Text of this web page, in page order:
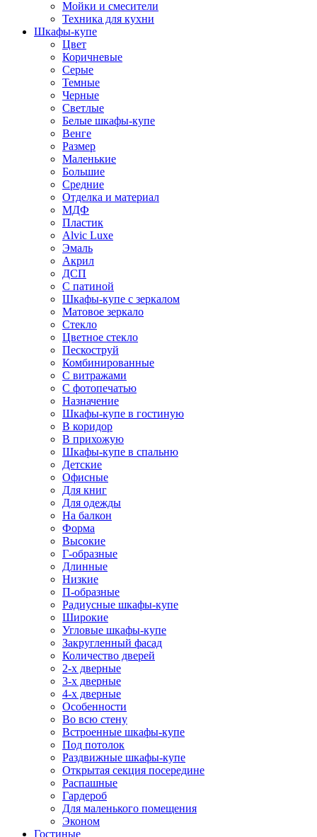
Мойки и смесители
Техника для кухни
Шкафы-купе
Цвет
Коричневые
Серые
Темные
Черные
Светлые
Белые шкафы-купе
Венге
Размер
Маленькие
Большие
Средние
Отделка и материал
МДФ
Пластик
Alvic Luxe
Эмаль
Акрил
ДСП
С патиной
Шкафы-купе с зеркалом
Матовое зеркало
Стекло
Цветное стекло
Пескоструй
Комбинированные
С витражами
С фотопечатью
Назначение
Шкафы-купе в гостиную
В коридор
В прихожую
Шкафы-купе в спальню
Детские
Офисные
Для книг
Для одежды
На балкон
Форма
Высокие
Г-образные
Длинные
Низкие
П-образные
Радиусные шкафы-купе
Широкие
Угловые шкафы-купе
Закругленный фасад
Количество дверей
2-х дверные
3-х дверные
4-х дверные
Особенности
Во всю стену
Встроенные шкафы-купе
Под потолок
Раздвижные шкафы-купе
Открытая секция посередине
Распашные
Гардероб
Для маленького помещения
Эконом
Гостиные